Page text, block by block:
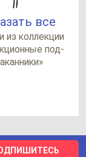
все
из кол­лек­ции
под­